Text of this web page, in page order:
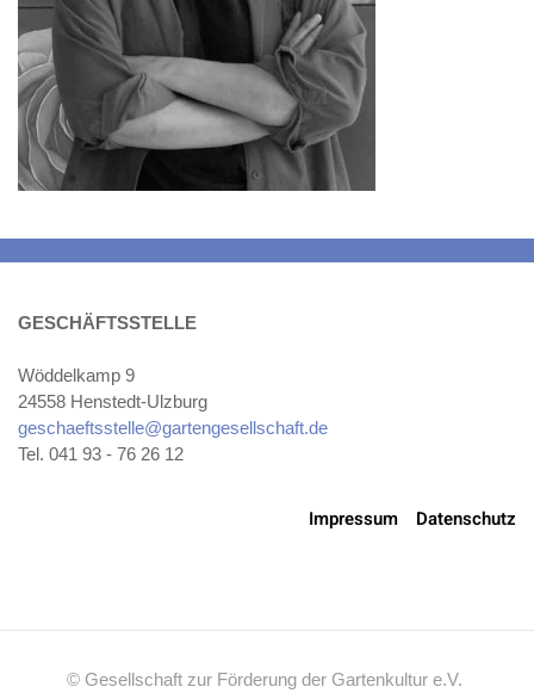
GESCHÄFTSSTELLE
Wöddelkamp 9
24558 Henstedt-Ulzburg
geschaeftsstelle@gartengesellschaft.de
Tel. 041 93 - 76 26 12
Impressum Datenschutz
© Gesellschaft zur Förderung der Gartenkultur e.V.